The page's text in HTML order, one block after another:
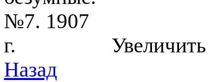
Увеличить
Назад